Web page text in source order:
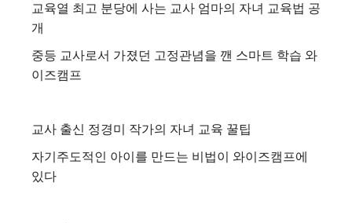
교육열 최고 분당에 사는 교사 엄마의 자녀 교육법 공
개
중등 교사로서 가졌던 고정관념을 깬 스마트 학습 와
이즈캠프
교사 출신 정경미 작가의 자녀 교육 꿀팁
자기주도적인 아이를 만드는 비법이 와이즈캠프에
있다